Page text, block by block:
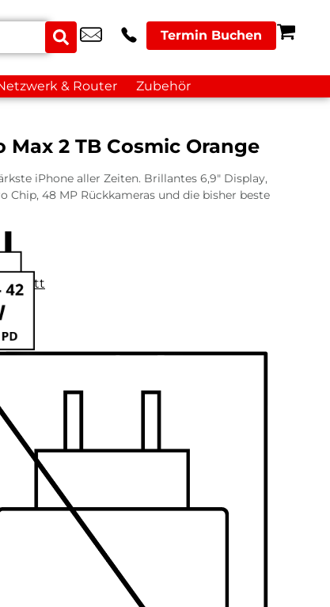
Termin Buchen
& Router Zubehör
Max 2 TB Cosmic Orange
iPhone aller Zeiten. Brillantes 6,9″ Display,
Chip, 48 MP Rückkameras und die bisher beste